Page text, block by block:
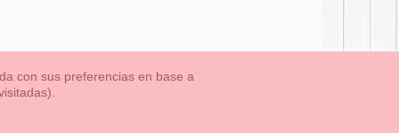
ULTIMAS TALLAS
con sus preferencias en base a